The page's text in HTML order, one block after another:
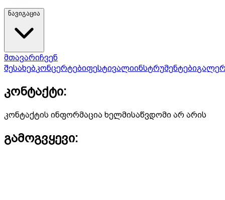
ნავიგაცია
მთავარიჩვენ
შესახებკონცერტებიფესტივალიინსტრუმენტები
კონტაქტი:
კონტაქტის ინფორმაცია ხელმისაწვდომი არ არის
გამოგვყევი: